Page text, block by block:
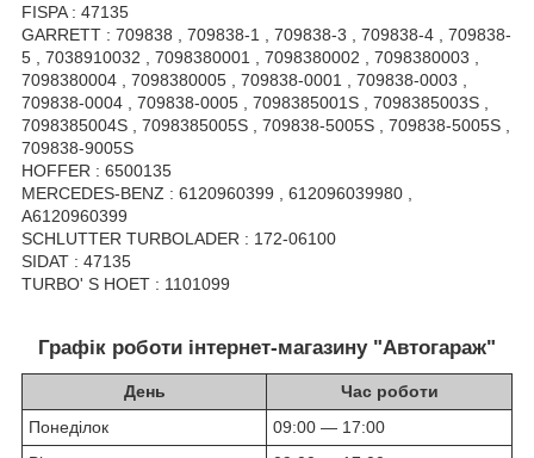
FISPA : 47135
GARRETT : 709838 , 709838-1 , 709838-3 , 709838-4 , 709838-
5 , 7038910032 , 7098380001 , 7098380002 , 7098380003 ,
7098380004 , 7098380005 , 709838-0001 , 709838-0003 ,
709838-0004 , 709838-0005 , 7098385001S , 7098385003S ,
7098385004S , 7098385005S , 709838-5005S , 709838-5005S ,
709838-9005S
HOFFER : 6500135
MERCEDES-BENZ : 6120960399 , 612096039980 ,
A6120960399
SCHLUTTER TURBOLADER : 172-06100
SIDAT : 47135
TURBO' S HOET : 1101099
Графік роботи інтернет-магазину "Автогараж"
День
Час роботи
Понеділок
09:00 — 17:00